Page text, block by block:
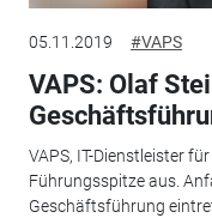
05.11.2019 #VAPS
VAPS: Olaf
VAPS, IT-Dienstleister
Führungsspitze aus.
Geschäftsführung